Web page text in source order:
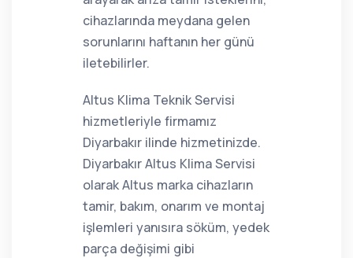
cihazlarında meydana gelen
sorunlarını haftanın her günü
iletebilirler.
Altus Klima Teknik Servisi
hizmetleriyle firmamız
Diyarbakır ilinde hizmetinizde.
Diyarbakır Altus Klima Servisi
olarak Altus marka cihazların
tamir, bakım, onarım ve montaj
işlemleri yanısıra söküm, yedek
parça değişimi gibi